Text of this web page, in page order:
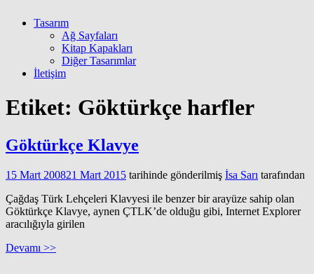
Tasarım
Ağ Sayfaları
Kitap Kapakları
Diğer Tasarımlar
İletişim
Etiket: Göktürkçe harfler
Göktürkçe Klavye
15 Mart 200821 Mart 2015 tarihinde gönderilmiş İsa Sarı tarafından
Çağdaş Türk Lehçeleri Klavyesi ile benzer bir arayüze sahip olan
Göktürkçe Klavye, aynen ÇTLK’de olduğu gibi, Internet Explorer
aracılığıyla girilen
Devamı >>